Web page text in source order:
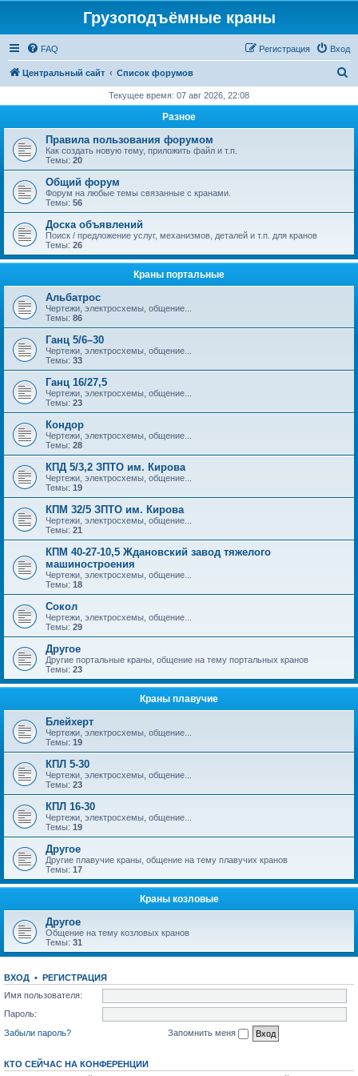
Грузоподъёмные краны
FAQ Вход
Регистрация
Центральный сайт Список форумов
с
Текущее время: 07 авг 2026, 22:08
Разное
Правила пользования форумом
Как создать новую тему, приложить файл и т.п.
Темы: 20
Общий форум
Форум на любые темы связанные с кранами.
Темы: 56
Доска объявлений
Поиск / предложение услуг, механизмов, деталей и т.п. для кранов
Темы: 26
Краны портальные
Альбатрос
Чертежи, электросхемы, общение...
Темы: 86
Ганц 5/6–30
Чертежи, электросхемы, общение...
Темы: 33
Ганц 16/27,5
Чертежи, электросхемы, общение...
Темы: 23
Кондор
Чертежи, электросхемы, общение...
Темы: 28
КПД 5/3,2 ЗПТО им. Кирова
Чертежи, электросхемы, общение...
Темы: 19
КПМ 32/5 ЗПТО им. Кирова
Чертежи, электросхемы, общение...
Темы: 21
КПМ 40-27-10,5 Ждановский завод тяжелого
машиностроения
Чертежи, электросхемы, общение...
Темы: 18
Сокол
Чертежи, электросхемы, общение...
Темы: 29
Другое
Другие портальные краны, общение на тему портальных кранов
Темы: 23
Краны плавучие
Блейхерт
Чертежи, электросхемы, общение...
Темы: 19
КПЛ 5-30
Чертежи, электросхемы, общение...
Темы: 23
КПЛ 16-30
Чертежи, электросхемы, общение...
Темы: 19
Другое
Другие плавучие краны, общение на тему плавучих кранов
Темы: 17
Краны козловые
Другое
Общение на тему козловых кранов
Темы: 31
ВХОД • РЕГИСТРАЦИЯ
Имя пользователя:
Пароль:
Забыли пароль?
Запомнить меня
КТО СЕЙЧАС НА КОНФЕРЕНЦИИ